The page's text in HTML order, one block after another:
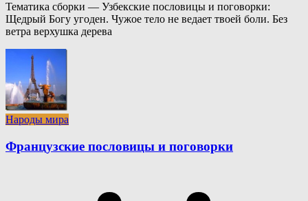
Тематика сборки — Узбекские пословицы и поговорки:
Щедрый Богу угоден. Чужое тело не ведает твоей боли. Без
ветра верхушка дерева
Народы мира
Французские пословицы и поговорки